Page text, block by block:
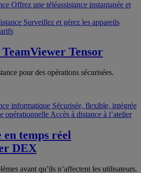
Offrez une téléassistance instantanée et
Surveillez et gérez les appareils
TeamViewer Tensor
pour des opérations sécurisées.
informatique Sécurisée, flexible, intégrée
opérationnelle Accès à distance à l’atelier
en temps réel
DEX
avant qu’ils n’affectent les utilisateurs.